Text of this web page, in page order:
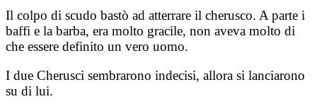
Il colpo di scudo bastò ad atterrare il cherusco. A parte i
baffi e la barba, era molto gracile, non aveva molto di
che essere definito un vero uomo.
I due Cherusci sembrarono indecisi, allora si lanciarono
su di lui.